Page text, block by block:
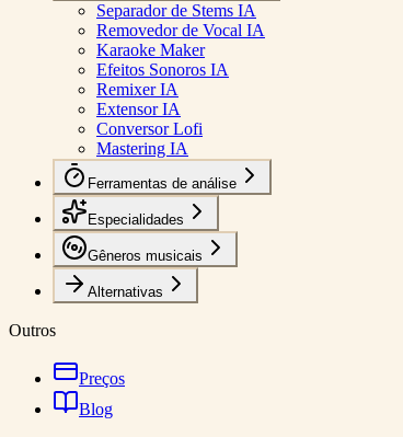
Separador de Stems IA
Removedor de Vocal IA
Karaoke Maker
Efeitos Sonoros IA
Remixer IA
Extensor IA
Conversor Lofi
Mastering IA
Ferramentas de análise
Especialidades
Gêneros musicais
Alternativas
Outros
Preços
Blog